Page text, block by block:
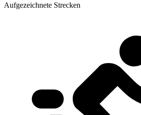
Aufgezeichnete Strecken